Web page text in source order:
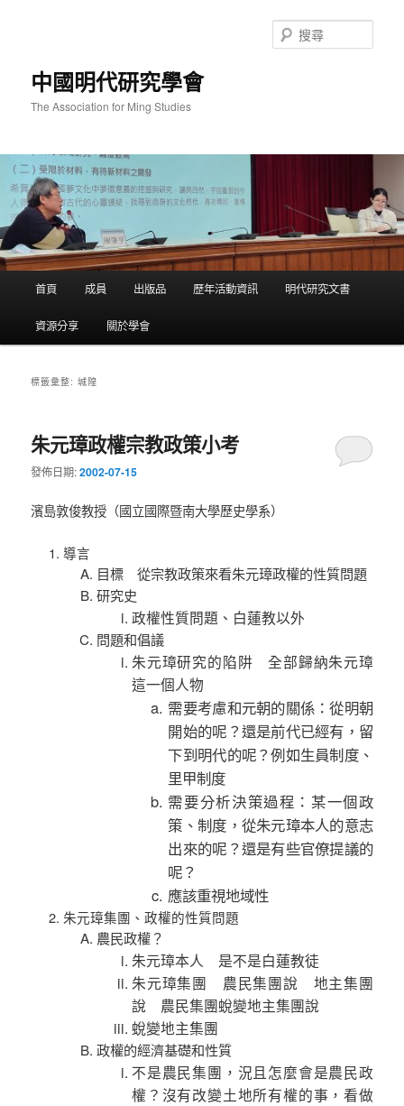
中國明代研究學會
The Association for Ming Studies
尋
首頁 成員 出版品 歷年活動資訊 明代研究文書
資源分享 關於學會
標籤彙整:城隍
朱元璋政權宗教政策小考
發佈日期:2002-07-15
濱島敦俊教授（國立國際暨南大學歷史學系）
導言
目標 從宗教政策來看朱元璋政權的性質問題
研究史
政權性質問題、白蓮教以外
問題和倡議
朱元璋研究的陷阱 全部歸納朱元璋
這一個人物
需要考慮和元朝的關係：從明朝
開始的呢？還是前代已經有，留
下到明代的呢？例如生員制度、
里甲制度
需要分析決策過程：某一個政
策、制度，從朱元璋本人的意志
出來的呢？還是有些官僚提議的
呢？
應該重視地域性
朱元璋集團、政權的性質問題
農民政權？
朱元璋本人 是不是白蓮教徒
朱元璋集團 農民集團說 地主集團
說 農民集團蛻變地主集團說
蛻變地主集團
政權的經濟基礎和性質
不是農民集團，況且怎麼會是農民政
權？沒有改變土地所有權的事，看做